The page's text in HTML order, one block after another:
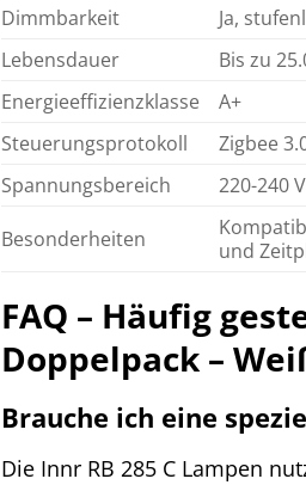
Dimmbarkeit
Ja,
Lebensdauer
Bis zu
Energieeffizienzklasse
A+
Steuerungsprotokoll
Zigbee
Spannungsbereich
220-240 V
Besonderheiten
und
FAQ – Häufig
Doppelpack –
Brauche ich eine
Die Innr RB 285 C Lampen